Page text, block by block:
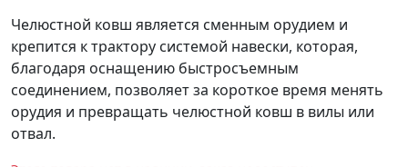
Челюстной ковш является сменным орудием и
крепится к трактору системой навески, которая,
благодаря оснащению быстросъемным
соединением, позволяет за короткое время менять
орудия и превращать челюстной ковш в вилы или
отвал.